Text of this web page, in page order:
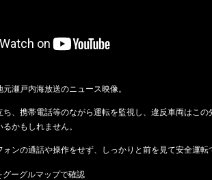
瀬戸内海放送のニュース映像。
、携帯電話等のながら運転を監視し、違反車両はこの
かもしれません。
ンの通話や操作をせず、しっかりと前を見て安全運転
ーグルマップで確認